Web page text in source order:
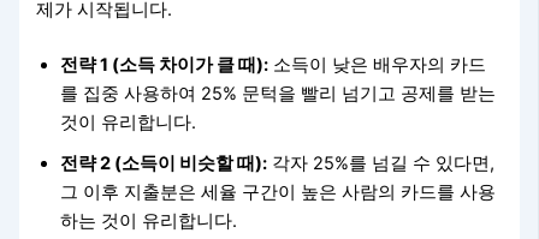
제가 시작됩니다.
전략 1 (소득 차이가 클 때): 소득이 낮은 배우자의 카드
를 집중 사용하여 25% 문턱을 빨리 넘기고 공제를 받는
것이 유리합니다.
전략 2 (소득이 비슷할 때): 각자 25%를 넘길 수 있다면,
그 이후 지출분은 세율 구간이 높은 사람의 카드를 사용
하는 것이 유리합니다.